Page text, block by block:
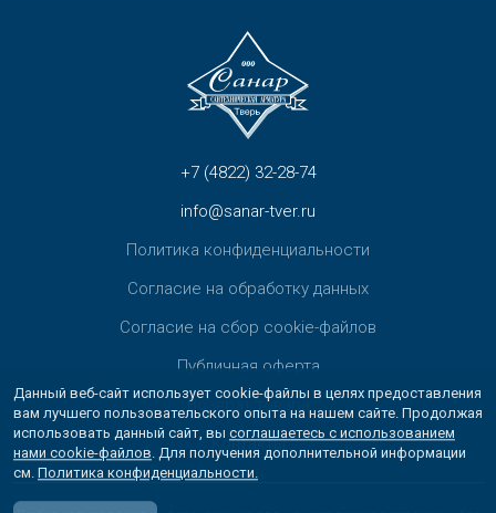
+7 (4822) 32-28-74
info@sanar-tver.ru
Политика конфиденциальности
Согласие на обработку данных
Согласие на сбор cookie-файлов
Публичная оферта
Возврат товара
Контакты
Данный веб-сайт использует cookie-файлы в целях предоставления
вам лучшего пользовательского опыта на нашем сайте. Продолжая
использовать данный сайт, вы соглашаетесь с использованием
нами cookie-файлов. Для получения дополнительной информации
см. Политика конфиденциальности.